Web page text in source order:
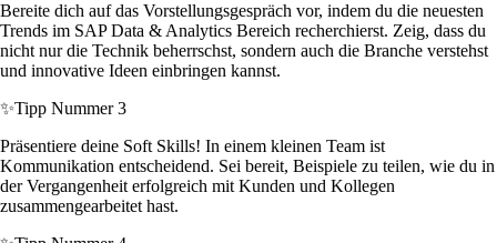
Bereite dich auf das Vorstellungsgespräch vor, indem du die neuesten
Trends im SAP Data & Analytics Bereich recherchierst. Zeig, dass du
nicht nur die Technik beherrschst, sondern auch die Branche verstehst
und innovative Ideen einbringen kannst.
✨Tipp Nummer 3
Präsentiere deine Soft Skills! In einem kleinen Team ist
Kommunikation entscheidend. Sei bereit, Beispiele zu teilen, wie du in
der Vergangenheit erfolgreich mit Kunden und Kollegen
zusammengearbeitet hast.